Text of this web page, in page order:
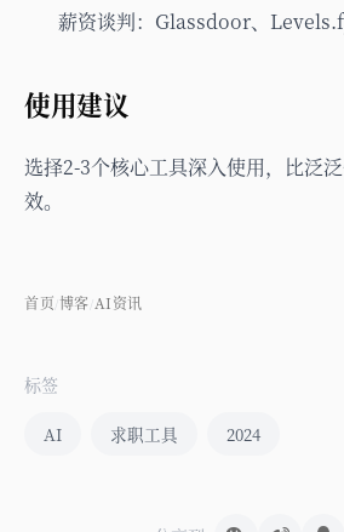
薪资谈判：Glassdoor、
使用建议
选择2-3个核心工具深入使用，比泛
效。
首页 博客 AI资讯
标签
AI 求职工具 2024